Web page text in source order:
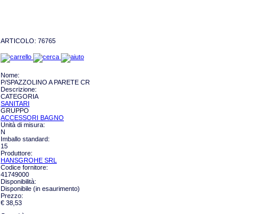
ARTICOLO: 76765
Nome:
P/SPAZZOLINO A PARETE CR
Descrizione:
CATEGORIA
SANITARI
GRUPPO
ACCESSORI BAGNO
Unità di misura:
N
Imballo standard:
15
Produttore:
HANSGROHE SRL
Codice fornitore:
41749000
Disponibilità:
Disponibile (in esaurimento)
Prezzo:
€ 38,53